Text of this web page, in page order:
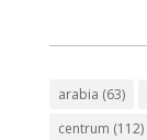
arabia (63)
centrum (112)